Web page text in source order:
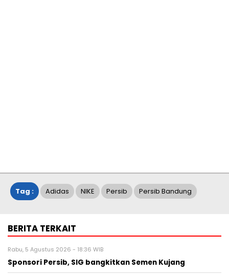
Tag : Adidas NIKE Persib Persib Bandung
BERITA TERKAIT
Rabu, 5 Agustus 2026 - 18:36 WIB
Sponsori Persib, SIG bangkitkan Semen Kujang